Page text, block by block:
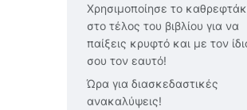
Χρησιμοποίησε το
στο τέλος του βιβλίου για να
παίξεις κρυφτό και με τον
σου τον εαυτό!
Ώρα για διασκεδαστικές
ανακαλύψεις!